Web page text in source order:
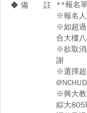
◆ 備 註
**報名
※報名人
※如超過
合大樓
※欲取消
謝
※選擇超
※興大教
綜大805